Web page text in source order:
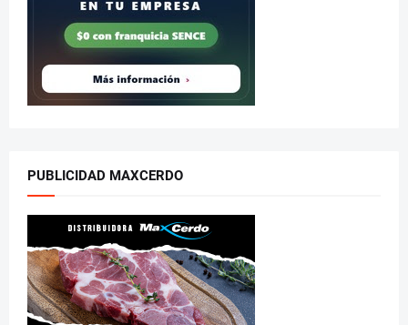
PUBLICIDAD MAXCERDO